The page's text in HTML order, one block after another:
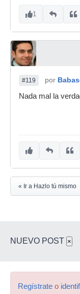
1
#119 por
Nada mal la
« Ir a Hazlo tú mismo
NUEVO POST ×
Regístrate o